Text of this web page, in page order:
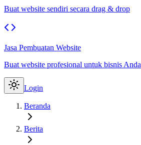
Buat website sendiri secara drag & drop
Jasa Pembuatan Website
Buat website profesional untuk bisnis Anda
Login
Beranda
Berita